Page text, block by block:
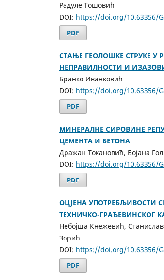
Радуле Тошовић
DOI: https://doi.org/10.63356/
PDF
СТАЊЕ ГЕОЛОШКЕ СТРУКЕ У
НЕПРАВИЛНОСТИ И
Бранко Иванковић
DOI: https://doi.org/10.63356/
PDF
МИНЕРАЛНЕ СИРОВИНЕ
ЦЕМЕНТА И БЕТОНА
Дражан Токановић, Бојана
DOI: https://doi.org/10.63356/
PDF
ОЦЈЕНА УПОТРЕБЉИВОСТИ
ТЕХНИЧКО-ГРАЂЕВИНСКОГ
Небојша Кнежевић,
Зорић
DOI: https://doi.org/10.63356/
PDF